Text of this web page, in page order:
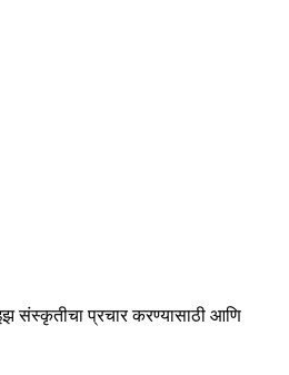
संस्कृतीचा प्रचार करण्यासाठी आणि